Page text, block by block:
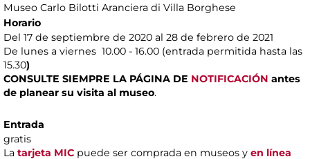
Museo Carlo Bilotti Aranciera di Villa Borghese
Horario
Del 17 de septiembre de 2020 al 28 de febrero de 2021
De lunes a viernes 10.00 - 16.00 (entrada permitida hasta las
15.30)
CONSULTE SIEMPRE LA PÁGINA DE NOTIFICACIÓN antes
de planear su visita al museo.
Entrada
gratis
La tarjeta MIC puede ser comprada en museos y en línea